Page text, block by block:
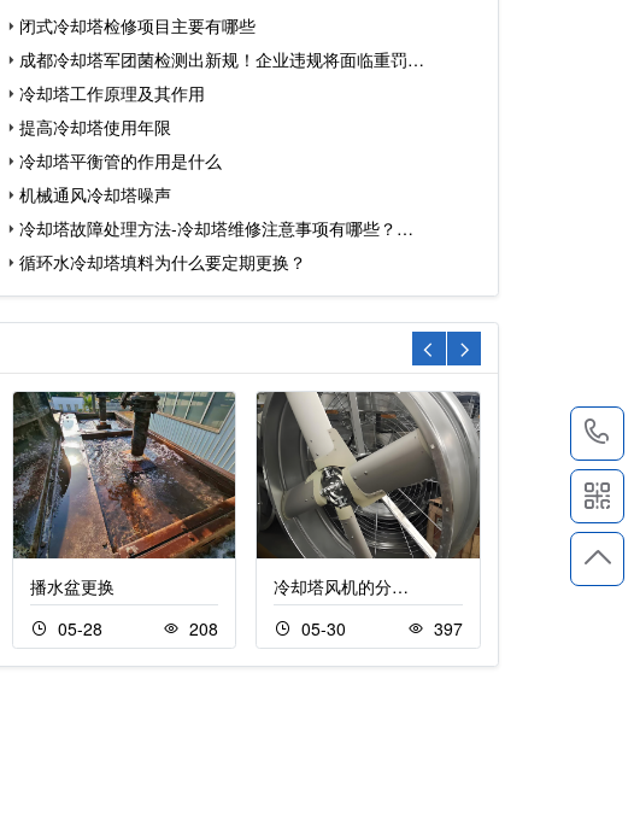
向
闭式冷却塔检修项目主要有哪些
成都冷却塔军团菌检测出新规！企业违规将面临重罚…
冷却塔工作原理及其作用
提高冷却塔使用年限
冷却塔平衡管的作用是什么
机械通风冷却塔噪声
冷却塔故障处理方法-冷却塔维修注意事项有哪些？…
循环水冷却塔填料为什么要定期更换？
播水盆更换
05-28
208
冷却塔风机的分…
05-30
397
冷却塔减速机